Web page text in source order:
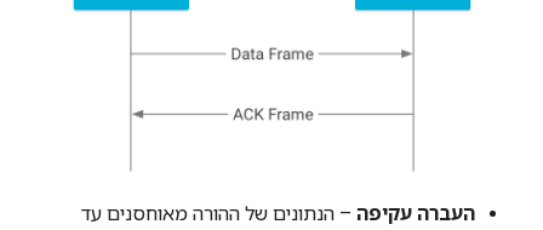
העברה עקיפה – הנתונים של ההורה מאוחסנים עד